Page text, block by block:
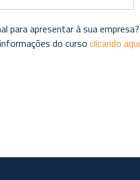
para apresentar à sua
do curso clicando